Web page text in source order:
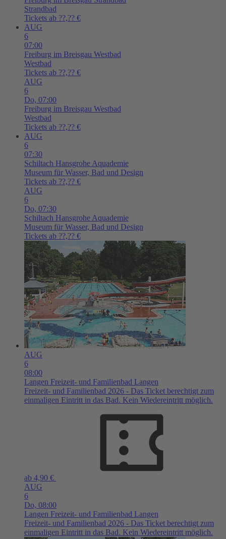
Strandbad
Tickets ab ??,?? €
AUG
6
07:00
Freiburg im Breisgau Westbad
Westbad
Tickets ab ??,?? €
AUG
6
Do, 07:00
Freiburg im Breisgau Westbad
Westbad
Tickets ab ??,?? €
AUG
6
07:30
Schiltach Hansgrohe Aquademie
Museum für Wasser, Bad und Design
Tickets ab ??,?? €
AUG
6
Do, 07:30
Schiltach Hansgrohe Aquademie
Museum für Wasser, Bad und Design
Tickets ab ??,?? €
AUG
6
08:00
Langen Freizeit- und Familienbad Langen
Freizeit- und Familienbad 2026 - Das Ticket berechtigt zum
einmaligen Eintritt in das Bad. Kein Wiedereintritt möglich.
ab 4,90 €
AUG
6
Do, 08:00
Langen Freizeit- und Familienbad Langen
Freizeit- und Familienbad 2026 - Das Ticket berechtigt zum
einmaligen Eintritt in das Bad. Kein Wiedereintritt möglich.